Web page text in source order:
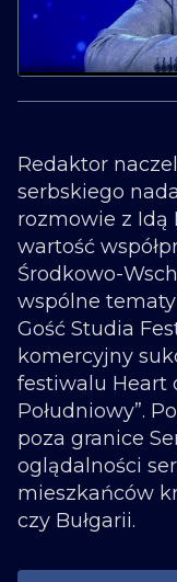
Redaktor
serbskiego
rozmowie z Idą
wartość
Środkowo-
wspólne
Gość Studia
komercyjny
festiwalu Heart
Południowy”.
poza granice
oglądalności
mieszkańców
czy Bułgarii.